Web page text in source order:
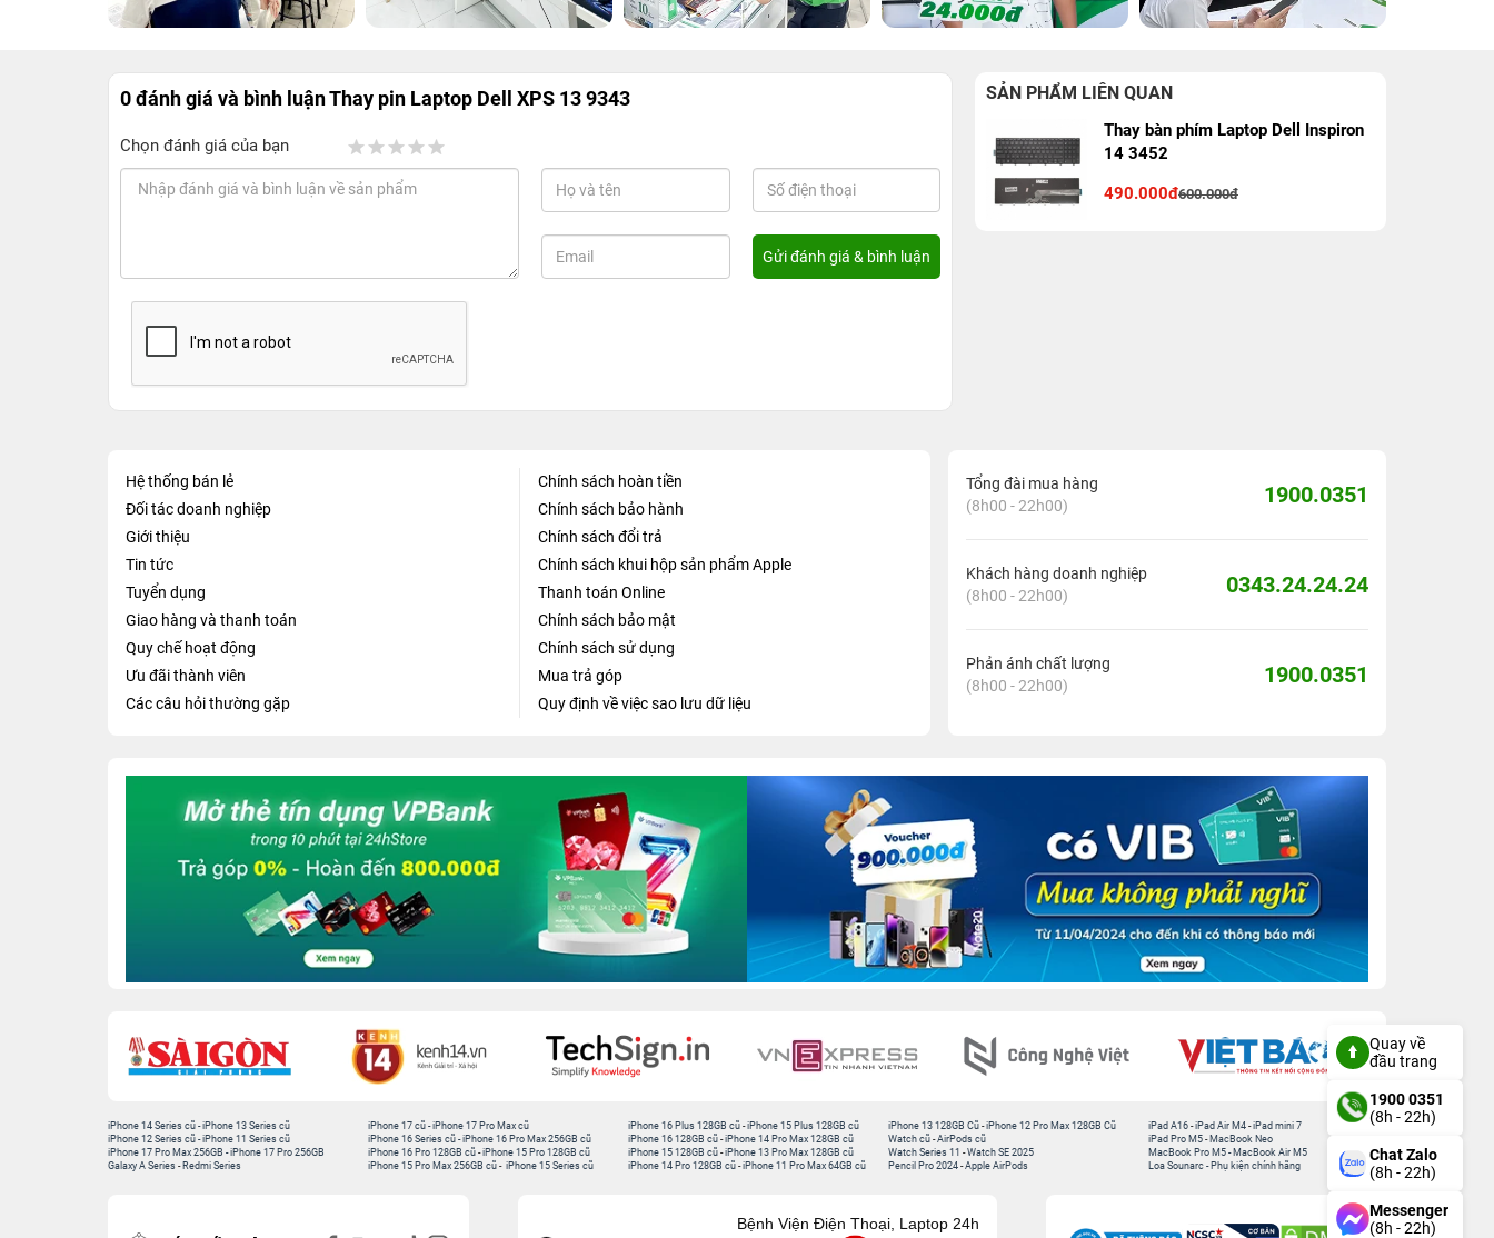
0 đánh giá và bình luậnThay pin Laptop Dell XPS 13 9343
Chọn đánh giá của bạn
SẢN PHẨM LIÊN QUAN
Thay bàn phím Laptop Dell Inspiron
14 3452
490.000đ600.000đ
Hệ thống bán lẻ
Đối tác doanh nghiệp
Giới thiệu
Tin tức
Tuyển dụng
Giao hàng và thanh toán
Quy chế hoạt động
Ưu đãi thành viên
Các câu hỏi thường gặp
Chính sách hoàn tiền
Chính sách bảo hành
Chính sách đổi trả
Chính sách khui hộp sản phẩm Apple
Thanh toán Online
Chính sách bảo mật
Chính sách sử dụng
Mua trả góp
Quy định về việc sao lưu dữ liệu
Tổng đài mua hàng
(8h00 - 22h00)
1900.0351
Khách hàng doanh nghiệp
(8h00 - 22h00)
0343.24.24.24
Phản ánh chất lượng
(8h00 - 22h00)
1900.0351
iPhone 14 Series cũ -iPhone 13 Series cũ
iPhone 12 Series cũ -iPhone 11 Series cũ
iPhone 17 Pro Max 256GB -iPhone 17 Pro 256GB
Galaxy A Series - Redmi Series
iPhone 17 cũ -iPhone 17 Pro Max cũ
iPhone 16 Series cũ - iPhone 16 Pro Max 256GB cũ
iPhone 16 Pro 128GB cũ -iPhone 15 Pro 128GB cũ
iPhone 15 Pro Max 256GB cũ - iPhone 15 Series cũ
iPhone 16 Plus 128GB cũ -iPhone 15 Plus 128GB cũ
iPhone 16 128GB cũ -iPhone 14 Pro Max 128GB cũ
iPhone 15 128GB cũ -iPhone 13 Pro Max 128GB cũ
iPhone 14 Pro 128GB cũ -iPhone 11 Pro Max 64GB cũ
iPhone 13 128GB Cũ -iPhone 12 Pro Max 128GB Cũ
Watch cũ -AirPods cũ
Watch Series 11 -Watch SE 2025
Pencil Pro 2024 -Apple AirPods
iPad A16 -iPad Air M4 -iPad mini 7
iPad Pro M5 - MacBook Neo
MacBook Pro M5 - MacBook Air M5
Loa Sounarc - Phụ kiện chính hãng
Bệnh Viện Điện Thoại, Laptop 24h
Quay về
đầu trang
1900 0351
(8h - 22h)
Chat Zalo
(8h - 22h)
Messenger
(8h - 22h)